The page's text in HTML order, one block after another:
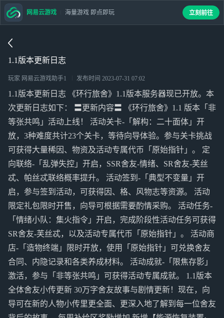
1.1版本更新日志
玩家 网易云游戏助手1 发布时间 2023-07-31 07:02
1.1版本更新日志 《环行旅舍》1.1版本服务器现已开放。本
次更新日志如下： 〓更新内容〓 《环行旅舍》1.1 版本「非
等张共鸣」活动上线！ 活动关卡-「解构：二十面体」开
放，3种难度共计23个关卡，等待向导体验。参与关卡挑战
可获得大量稀因、物资及活动专属代币「原始指针」。 定
向联络-「乱弹失控」开启，SSR舍友-情绪、SR舍友-芙丝
忒、帕丝忒联络概率提升。 活动签到-「典型不变量」开
启，参与签到活动，可获得因、格、风物志等资源。 活动
限定礼包限时开售，向导可根据需要酌情采购。 活动任务-
「情绪小队：集火指令」开启，完成阶段性活动任务可获得
SR舍友-芙丝忒，以及活动专属代币「原始指针」。 活动商
店-「造物终端」限时开放，使用「原始指针」可兑换舍友
合同、内隐记录和各类养成材料。 活动成就-「限焦存影」
激活，参与「非等张共鸣」可获得活动专属成就。 1.1版本
全体舍友小传更新 30万字舍友故事与剧情更新！现在，向
导可在新的人物小传里更全面、更深入地了解到每一位舍友
网易云游戏 海量游戏 即点即玩 立刻前往